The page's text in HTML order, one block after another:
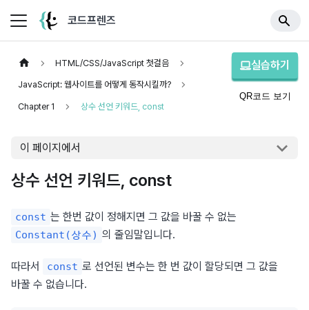
코드프렌즈
HTML/CSS/JavaScript 첫걸음
JavaScript: 웹사이트를 어떻게 동작시킬까?
Chapter 1 상수 선언 키워드, const
실습하기
QR코드 보기
이 페이지에서
상수 선언 키워드, const
const
Constant(상수) 의 줄임말입니다.
따라서 const 로 선언된 변수는 한 번 값이 할당되면 그 값을
바꿀 수 없습니다.